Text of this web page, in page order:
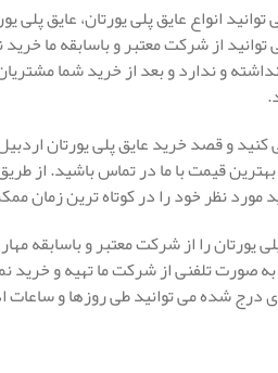
انواع عایق پلی یورتان، عایق پلی
توانید از شرکت معتبر و باسابقه ما
و ندارد و بعد از خرید شما
و قصد خرید عایق پلی یورتان
بهترین قیمت با ما در تماس باشید.
مورد نظر خود را در کوتاه ترین زمان
یورتان را از شرکت معتبر و باسابقه
به صورت تلفنی از شرکت ما تهیه و
درج شده می توانید طی روزها و ساعات